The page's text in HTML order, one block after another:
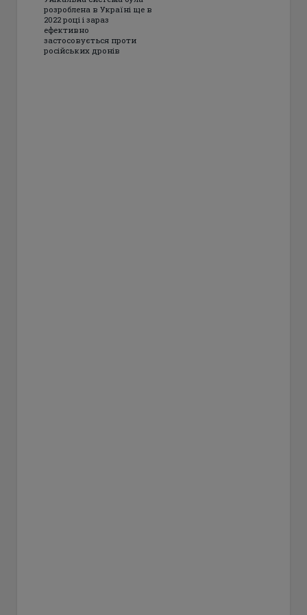
розроблена в Україні ще в
2022 році і зараз
ефективно
застосовується проти
російських дронів